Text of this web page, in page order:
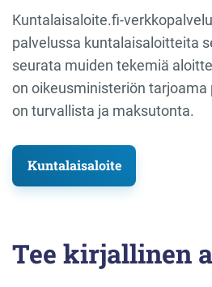
Kuntalaisaloite.fi-
palvelussa kuntalaisaloitteita
seurata muiden tekemiä
on oikeusministeriön tarjoama
on turvallista ja maksutonta.
Kuntalaisaloite
Tee kirjallinen